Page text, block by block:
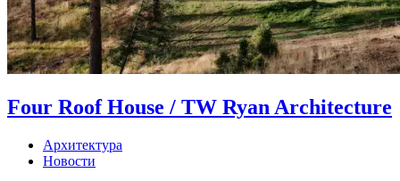
Four Roof House / TW Ryan Architecture
Архитектура
Новости